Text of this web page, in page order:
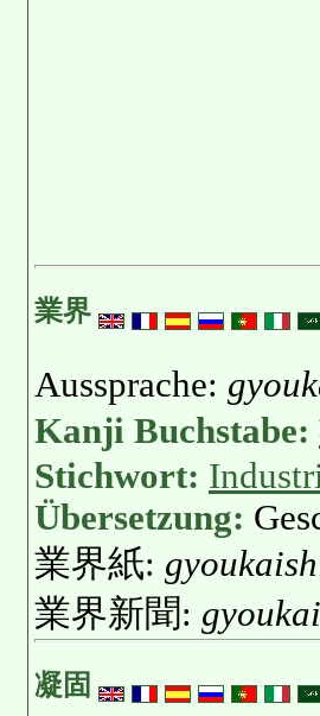
業界
Aussprache:
Kanji Buchstabe:
Stichwort:
Übersetzung:
業界紙:
業界新聞:
凝固